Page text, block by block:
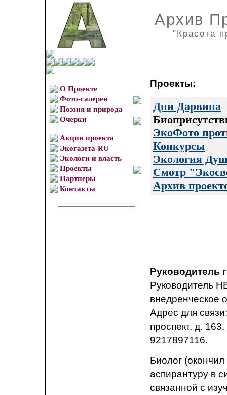
Архив
"Красота
О Проекте
Фото-галерея
Поэзия и природа
Очерки
Акции проекта
Экогазета-RU
Экологи и власть
Проекты
Партнеры
Контакты
Проекты:
Дни Дарвина
ЭкоФото
Конкурсы
Экология
Смотр
Архив
Руководитель
Руководитель
внедренческое
Адрес для
проспект, д.
9217897116.
Биолог
аспирантуру в
связанной с